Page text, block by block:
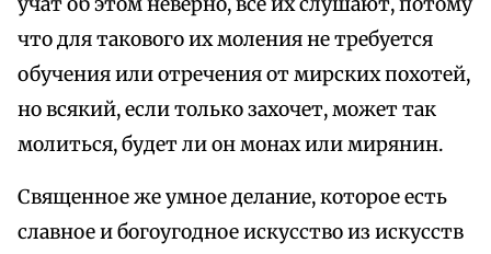
что для такового их моления не требуется
обучения или отречения от мирских похотей,
но всякий, если только захочет, может так
молиться, будет ли он монах или мирянин.
Священное же умное делание, которое есть
славное и богоугодное искусство из искусств